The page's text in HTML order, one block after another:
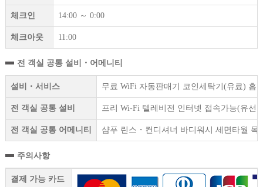
체크인 14:00 ～ 0:00
체크아웃 11:00
전 객실 공통 설비・어메니티
설비・서비스 무료 WiFi 자동판매기 코인세탁기(유료) 흡
전 객실 공통 설비 프리 Wi-Fi 텔레비전 인터넷 접속가능(유선
전 객실 공통 어메니티 샴푸 린스・컨디셔너 바디워시 세면타월
주의사항
결제 가능 카드